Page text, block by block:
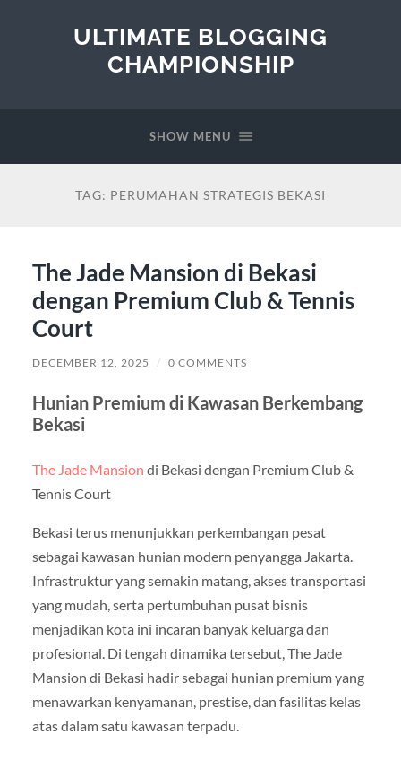
ULTIMATE BLOGGING
CHAMPIONSHIP
SHOW MENU
TAG: PERUMAHAN STRATEGIS BEKASI
The Jade Mansion di Bekasi
dengan Premium Club & Tennis
Court
DECEMBER 12, 2025 / 0 COMMENTS
Hunian Premium di Kawasan Berkembang
Bekasi
The Jade Mansion di Bekasi dengan Premium Club &
Tennis Court
Bekasi terus menunjukkan perkembangan pesat
sebagai kawasan hunian modern penyangga Jakarta.
Infrastruktur yang semakin matang, akses transportasi
yang mudah, serta pertumbuhan pusat bisnis
menjadikan kota ini incaran banyak keluarga dan
profesional. Di tengah dinamika tersebut, The Jade
Mansion di Bekasi hadir sebagai hunian premium yang
menawarkan kenyamanan, prestise, dan fasilitas kelas
atas dalam satu kawasan terpadu.